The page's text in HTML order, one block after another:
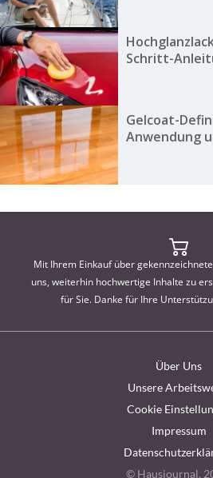
Schritt-
Gelcoat-
Anwendung
Mit Ihrem Einkauf über
uns, weiterhin hochwertige Inhalte zu
für Sie. Danke für Ihre
Über Uns
Unsere
Cookie
Impressum
© Hausjournal,